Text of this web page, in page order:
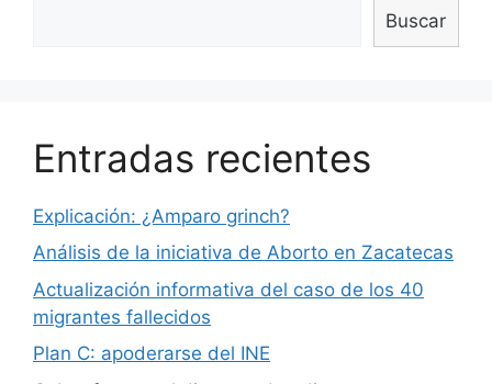
Buscar
Entradas recientes
Explicación: ¿Amparo grinch?
Análisis de la iniciativa de Aborto en Zacatecas
Actualización informativa del caso de los 40
migrantes fallecidos
Plan C: apoderarse del INE